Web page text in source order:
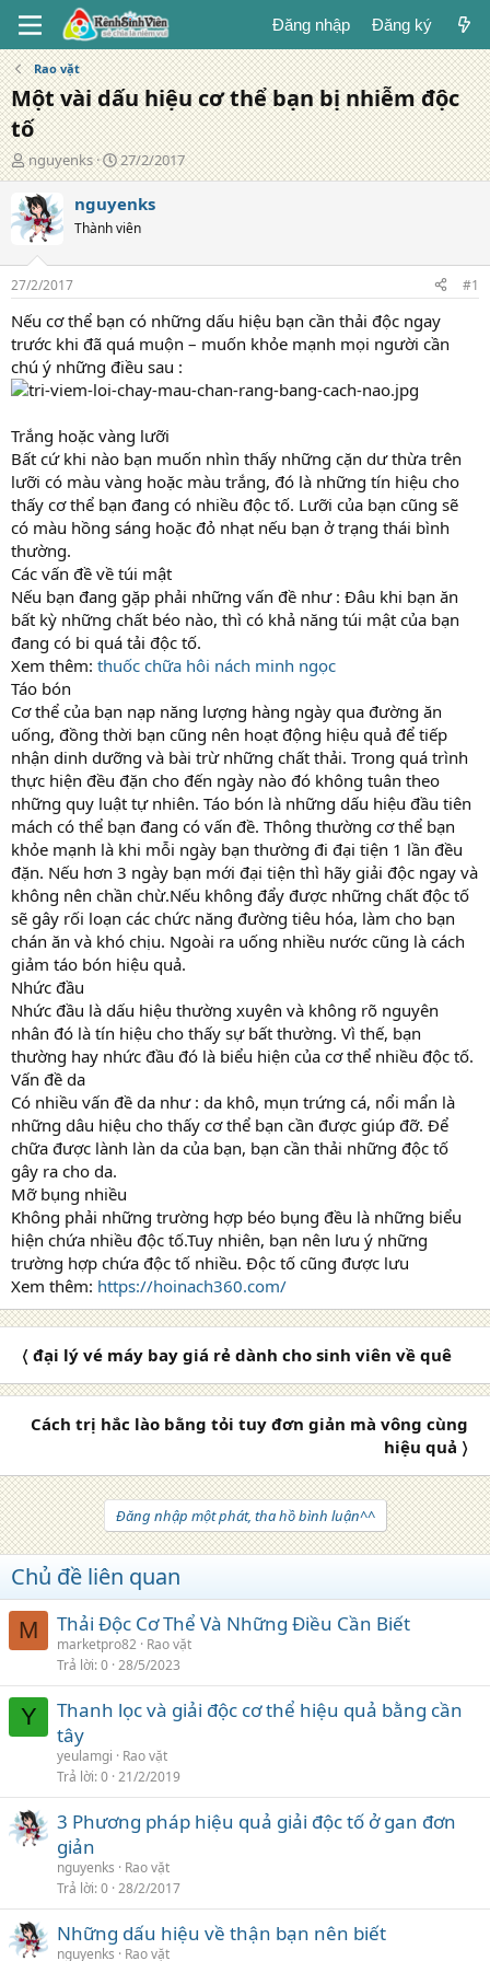
Đăng nhập Đăng ký
Rao vặt
Một vài dấu hiệu cơ thể bạn bị nhiễm độc
tố
T
á
c
g
i
ả
nguyenks
N
g
à
y
đ
g
27/2/2017
nguyenks
Thành viên
27/2/2017 #1
Nếu cơ thể bạn có những dấu hiệu bạn cần thải độc ngay
trước khi đã quá muộn – muốn khỏe mạnh mọi người cần
chú ý những điều sau :
Trắng hoặc vàng lưỡi
Bất cứ khi nào bạn muốn nhìn thấy những cặn dư thừa trên
lưỡi có màu vàng hoặc màu trắng, đó là những tín hiệu cho
thấy cơ thể bạn đang có nhiều độc tố. Lưỡi của bạn cũng sẽ
có màu hồng sáng hoặc đỏ nhạt nếu bạn ở trạng thái bình
thường.
Các vấn đề về túi mật
Nếu bạn đang gặp phải những vấn đề như : Đâu khi bạn ăn
bất kỳ những chất béo nào, thì có khả năng túi mật của bạn
đang có bi quá tải độc tố.
Xem thêm: thuốc chữa hôi nách minh ngọc
Táo bón
Cơ thể của bạn nạp năng lượng hàng ngày qua đường ăn
uống, đồng thời bạn cũng nên hoạt động hiệu quả để tiếp
nhận dinh dưỡng và bài trừ những chất thải. Trong quá trình
thực hiện đều đặn cho đến ngày nào đó không tuân theo
những quy luật tự nhiên. Táo bón là những dấu hiệu đầu tiên
mách có thể bạn đang có vấn đề. Thông thường cơ thể bạn
khỏe mạnh là khi mỗi ngày bạn thường đi đại tiện 1 lần đều
đặn. Nếu hơn 3 ngày bạn mới đại tiện thì hãy giải độc ngay và
không nên chần chừ.Nếu không đẩy được những chất độc tố
sẽ gây rối loạn các chức năng đường tiêu hóa, làm cho bạn
chán ăn và khó chịu. Ngoài ra uống nhiều nước cũng là cách
giảm táo bón hiệu quả.
Nhức đầu
Nhức đầu là dấu hiệu thường xuyên và không rõ nguyên
nhân đó là tín hiệu cho thấy sự bất thường. Vì thế, bạn
thường hay nhức đầu đó là biểu hiện của cơ thể nhiều độc tố.
Vấn đề da
Có nhiều vấn đề da như : da khô, mụn trứng cá, nổi mẩn là
những dâu hiệu cho thấy cơ thể bạn cần được giúp đỡ. Để
chữa được lành làn da của bạn, bạn cần thải những độc tố
gây ra cho da.
Mỡ bụng nhiều
Không phải những trường hợp béo bụng đều là những biểu
hiện chứa nhiều độc tố.Tuy nhiên, bạn nên lưu ý những
trường hợp chứa độc tố nhiều. Độc tố cũng được lưu
Xem thêm: https://hoinach360.com/
〈 đại lý vé máy bay giá rẻ dành cho sinh viên về quê
Cách trị hắc lào bằng tỏi tuy đơn giản mà vông cùng
hiệu quả 〉
Đăng nhập một phát, tha hồ bình luận^^
Chủ đề liên quan
M Thải Độc Cơ Thể Và Những Điều Cần Biết
marketpro82 Rao vặt
Trả lời 0 28/5/2023
Y
Thanh lọc và giải độc cơ thể hiệu quả bằng cần
tây
yeulamgi
Rao vặt
Trả lời 0 21/2/2019
3 Phương pháp hiệu quả giải độc tố ở gan đơn
giản
nguyenks
Rao vặt
Trả lời 0 28/2/2017
Những dấu hiệu về thận bạn nên biết
nguyenks Rao vặt